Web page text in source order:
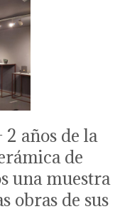
años de la
de
una muestra
obras de sus